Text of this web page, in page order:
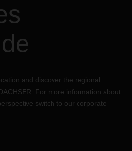
and discover the regional
For more information about
switch to our corporate